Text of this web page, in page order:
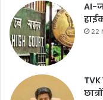
AI-
22